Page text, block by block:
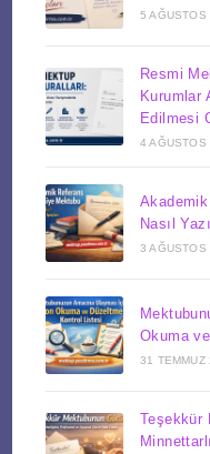
5 AĞUSTOS
Resmi
Kurumlar
Edilmesi
4 AĞUSTOS
Nasıl
3 AĞUSTOS
Okuma
31 TEMMUZ
Teşekkür